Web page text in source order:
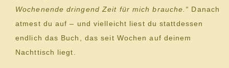
Wochenende dringend Zeit für mich brauche.“ Danach
atmest du auf – und vielleicht liest du stattdessen
endlich das Buch, das seit Wochen auf deinem
Nachttisch liegt.